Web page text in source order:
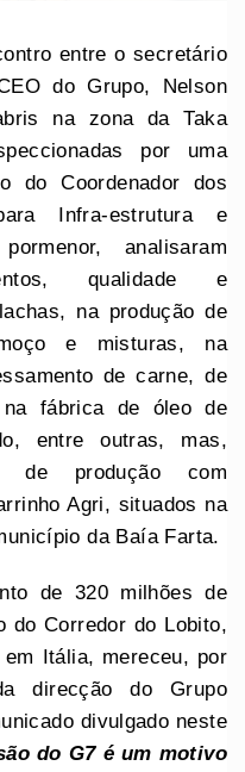
entre o secretário
do Grupo, Nelson
na zona da Taka
por uma
do Coordenador dos
Infra-estrutura e
analisaram
qualidade e
na produção de
e misturas, na
de carne, de
fábrica de óleo de
entre outras, mas,
de produção com
Agri, situados na
da Baía Farta.
de 320 milhões de
do Corredor do Lobito,
Itália, mereceu, por
direcção do Grupo
divulgado neste
do G7 é um motivo